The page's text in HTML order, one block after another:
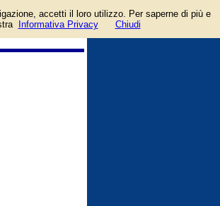
accetti il loro utilizzo. Per saperne di più e
Informativa Privacy Chiudi